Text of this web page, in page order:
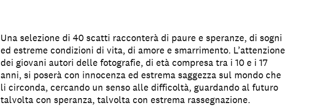
Una selezione di 40 scatti racconterà di paure e speranze, di sogni
ed estreme condizioni di vita, di amore e smarrimento. L’attenzione
dei giovani autori delle fotografie, di età compresa tra i 10 e i 17
anni, si poserà con innocenza ed estrema saggezza sul mondo che
li circonda, cercando un senso alle difficoltà, guardando al futuro
talvolta con speranza, talvolta con estrema rassegnazione.